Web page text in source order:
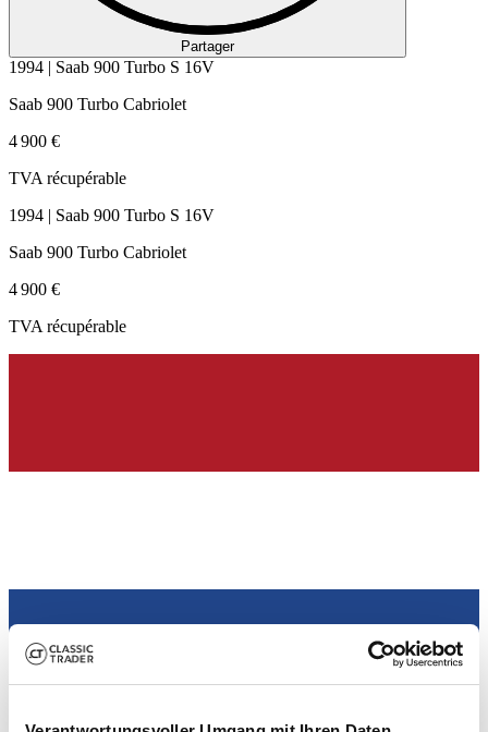
Partager
1994 | Saab 900 Turbo S 16V
Saab 900 Turbo Cabriolet
4 900 €
TVA récupérable
1994 | Saab 900 Turbo S 16V
Saab 900 Turbo Cabriolet
4 900 €
TVA récupérable
Commerçant